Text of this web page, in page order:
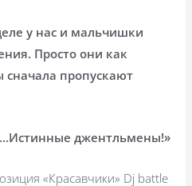
у нас и мальчишки
Просто они как
пропускают
джентльмены!»
«Красавчики» Dj battle